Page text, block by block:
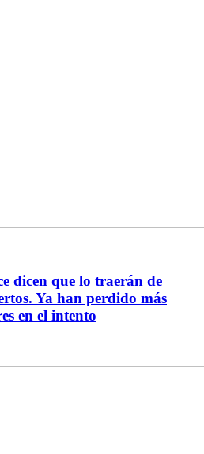
dicen que lo traerán de
Ya han perdido más
en el intento